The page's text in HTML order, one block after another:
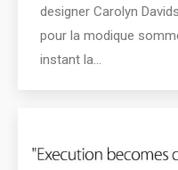
designer Carolyn
pour la modique
instant la…